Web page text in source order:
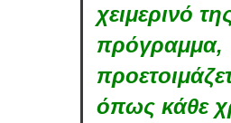
χειμερινό
πρόγραμμα,
όπως κάθε